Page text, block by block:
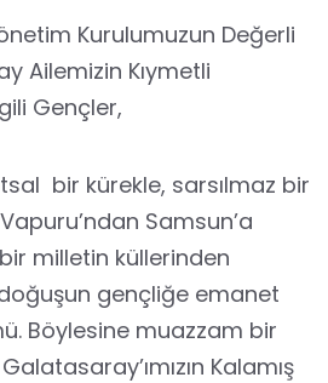
Kurulumuzun Değerli
Ailemizin Kıymetli
Gençler,
bir kürekle, sarsılmaz bir
Samsun’a
bir milletin küllerinden
gençliğe emanet
Böylesine muazzam bir
Kalamış